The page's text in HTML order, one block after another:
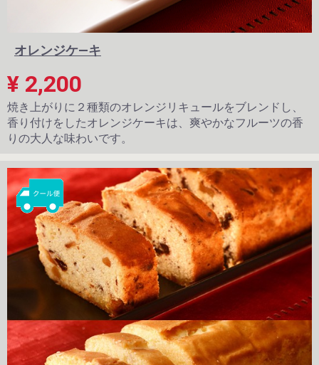
オレンジケ―キ
¥ 2,200
焼き上がりに２種類のオレンジリキュールをブレンドし、
香り付けをしたオレンジケーキは、爽やかなフルーツの香
りの大人な味わいです。